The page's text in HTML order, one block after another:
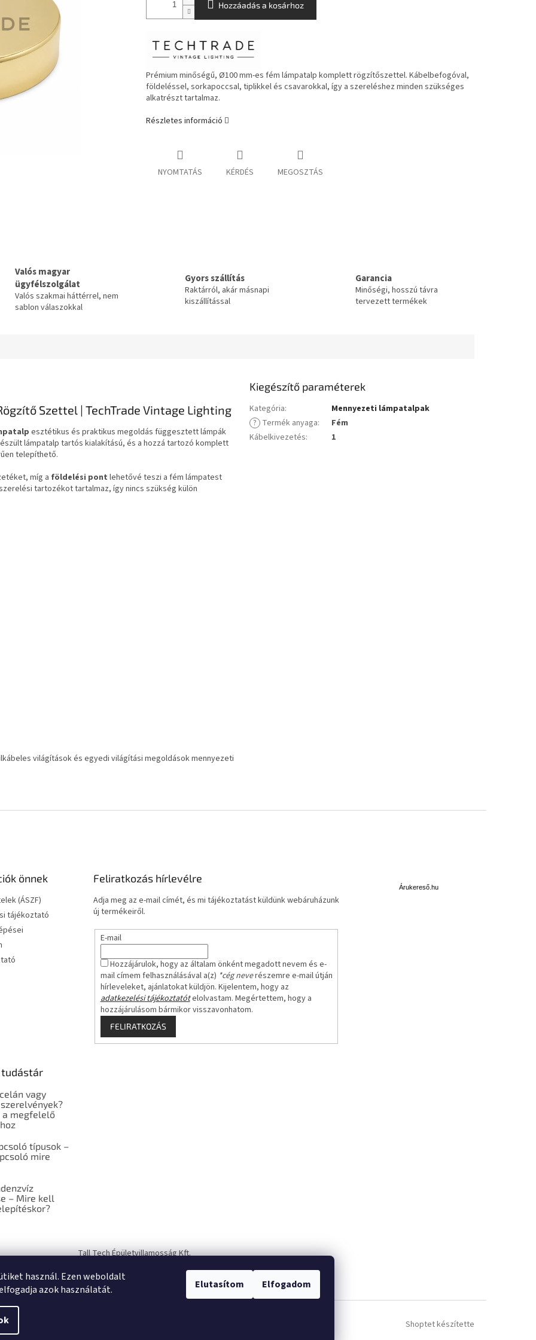
használ. Ezen weboldalt
azok használatát.
Elutasítom Elfogadom
Hozzáadás a kosárhoz
Prémium minőségű, Ø100 mm-es fém lámpatalp komplett rögzítőszettel. Kábelbefogóval,
földeléssel, sorkapoccsal, tiplikkel és csavarokkal, így a szereléshez minden szükséges
alkatrészt tartalmaz.
Részletes információ
NYOMTATÁS KÉRDÉS MEGOSZTÁS
Valós magyar
ügyfélszolgálat
Valós szakmai háttérrel, nem
sablon válaszokkal
Gyors szállítás
Raktárról, akár másnapi
kiszállítással
Garancia
Minőségi, hosszú távra
tervezett termékek
Szettel | TechTrade Vintage Lighting
esztétikus és praktikus megoldás függesztett lámpák
lámpatalp tartós kialakítású, és a hozzá tartozó komplett
telepíthető.
míg a földelési pont lehetővé teszi a fém lámpatest
tartozékot tartalmaz, így nincs szükség külön
világítások és egyedi világítási megoldások mennyezeti
Kiegészítő paraméterek
Kategória:
Mennyezeti lámpatalpak
? Termék anyaga:
Fém
Kábelkivezetés: 1
önnek
(ÁSZF)
tájékoztató
Feliratkozás hírlevélre
Adja meg az e-mail címét, és mi tájékoztatást küldünk webáruházunk
új termékeiről.
E-mail
Hozzájárulok, hogy az általam önként megadott nevem és e-
mail címem felhasználásával a(z) *cég neverészemre e-mail útján
hírleveleket, ajánlatokat küldjön. Kijelentem, hogy az
adatkezelési tájékoztatótelolvastam. Megértettem, hogy a
hozzájárulásom bármikor visszavonhatom.
FELIRATKOZÁS
Árukereső.hu
tudástár
vagy
megfelelő
típusok –
mire
– Mire kell
Tall Tech Épületvillamosság Kft.
Shoptet készítette
Süti beállítások szerkesztése